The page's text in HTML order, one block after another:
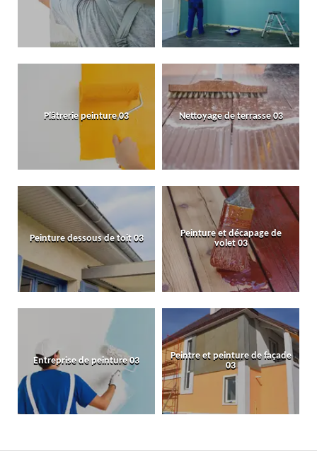
Plâtrerie peinture 03 Nettoyage de terrasse 03
Peinture dessous de toit 03
Peinture et décapage de
volet 03
Entreprise de peinture 03
Peintre et peinture de façade
03